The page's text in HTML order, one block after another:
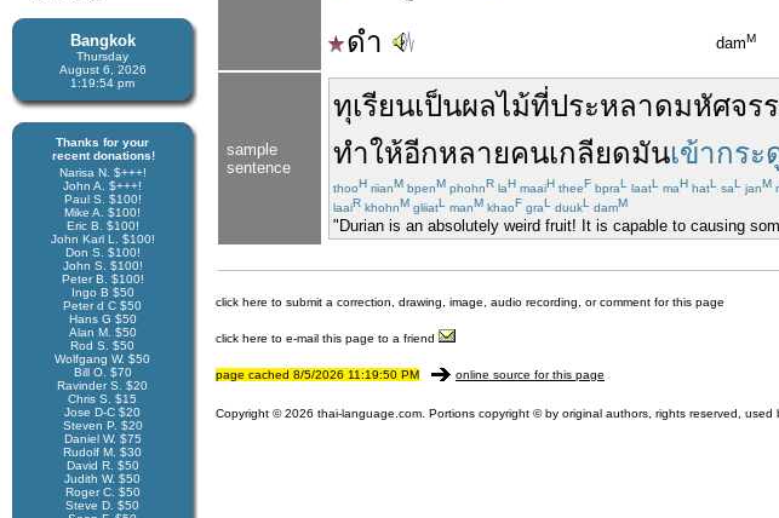
Bangkok
Thursday
August 6, 2026
1:19:54 pm
Thanks for your
recent donations!
Narisa N. $+++!
John A. $+++!
Paul S. $100!
Mike A. $100!
Eric B. $100!
John Karl L. $100!
Don S. $100!
John S. $100!
Peter B. $100!
Ingo B $50
Peter d C $50
Hans G $50
Alan M. $50
Rod S. $50
Wolfgang W. $50
Bill O. $70
Ravinder S. $20
Chris S. $15
Jose D-C $20
Steven P. $20
Daniel W. $75
Rudolf M. $30
David R. $50
Judith W. $50
Roger C. $50
Steve D. $50
ดำ damM
sample
sentence
ทุเรียนเป็นผลไม้ที่ประหลาดมหัศจร
ทำให้อีกหลายคนเกลียดมันเข้ากระ
thooH riianM bpenM phohnR laH maaiH theeF bpraL laatL maH hatL saL janM
laaiR khohnM gliiatL manM khaoF graL duukL damM
"Durian is an absolutely weird fruit! It is capable to causing
click here to submit a correction, drawing, image, audio recording, or comment for this page
click here to e-mail this page to a friend
page cached 8/5/2026 11:19:50 PM online source for this page
Copyright © 2026 thai-language.com. Portions copyright © by original authors, rights reserved, used